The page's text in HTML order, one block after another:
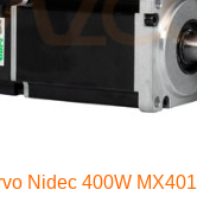
Nidec 400W MX401